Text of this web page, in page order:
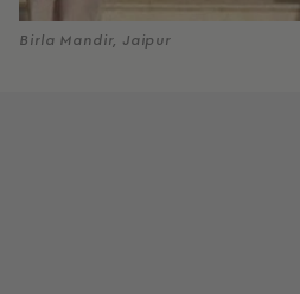
Birla Mandir, Jaipur